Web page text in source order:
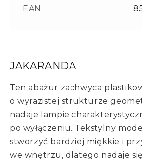
JAKARANDA
Ten abażur zachwyca
o wyrazistej strukturze
nadaje lampie
po wyłączeniu. Tekstylny
stworzyć bardziej miękkie i
we wnętrzu, dlatego nadaje
EAN